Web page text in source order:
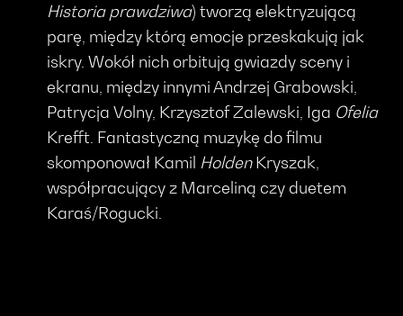
Historia prawdziwa) tworzą elektryzującą
parę, między którą emocje przeskakują jak
iskry. Wokół nich orbitują gwiazdy sceny i
ekranu, między innymi Andrzej Grabowski,
Patrycja Volny, Krzysztof Zalewski, Iga Ofelia
Krefft. Fantastyczną muzykę do filmu
skomponował Kamil HoldenKryszak,
współpracujący z Marceliną czy duetem
Karaś/Rogucki.